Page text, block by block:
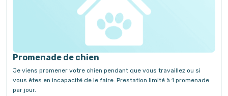
Promenade de chien
Je viens promener votre chien pendant que vous travaillez ou si
vous êtes en incapacité de le faire. Prestation limité à 1 promenade
par jour.